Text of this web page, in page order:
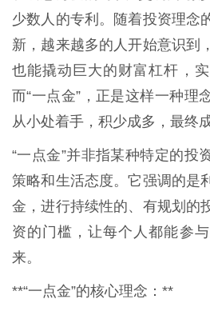
少数人的专利。随着投资理念
新，越来越多的人开始意识到
也能撬动巨大的财富杠杆，
而“一点金”，正是这样一种理
从小处着手，积少成多，最终
“一点金”并非指某种特定的投
策略和生活态度。它强调的是
金，进行持续性的、有规划的
资的门槛，让每个人都能参
来。
**“一点金”的核心理念：**